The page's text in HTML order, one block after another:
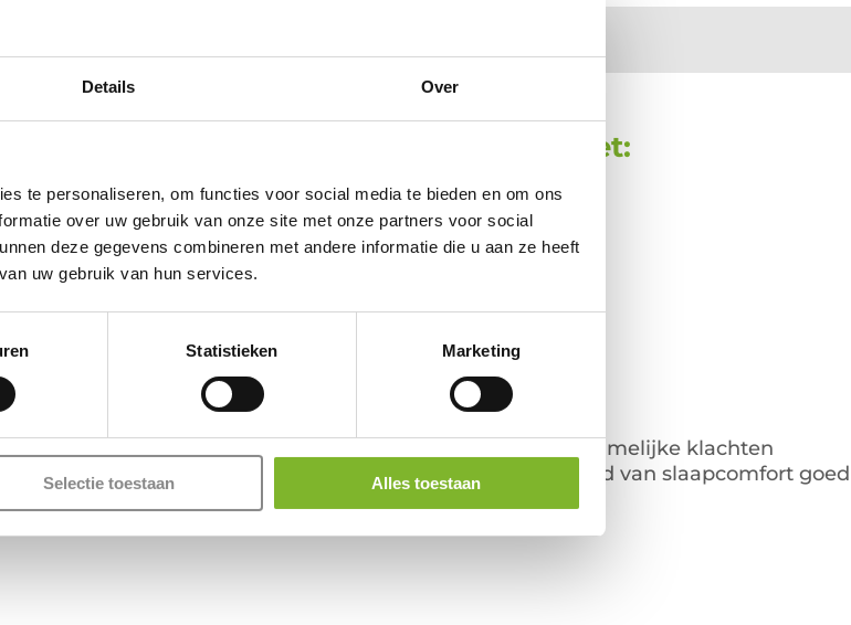
Details Over
te personaliseren, om functies voor social media te bieden en om ons
over uw gebruik van onze site met onze partners voor social
deze gegevens combineren met andere informatie die u aan ze heeft
uw gebruik van hun services.
Statistieken Marketing
Selectie toestaan Alles toestaan
Zeer geschikt voor mensen met:
✓Rugklachten
✓Nekklachten
lichamelijke klachten
waarvoor alleen de absolute top op het gebied van slaapcomfort goed